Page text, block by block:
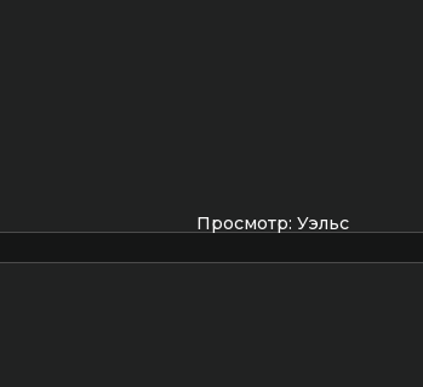
Просмотр: Уэльс